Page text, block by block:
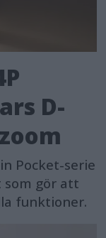
D-
Pocket-serie
som gör att
funktioner.